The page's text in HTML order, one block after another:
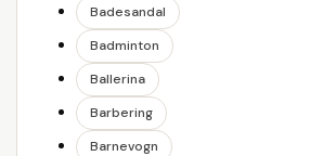
Badesandal
Badminton
Ballerina
Barbering
Barnevogn